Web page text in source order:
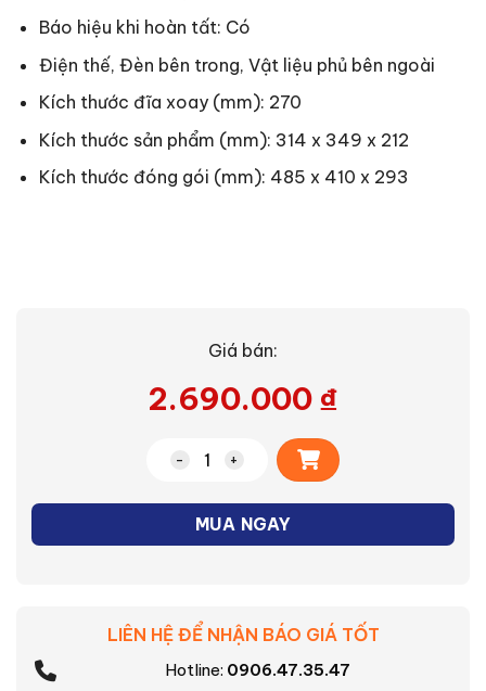
Báo hiệu khi hoàn tất: Có
Điện thế, Đèn bên trong, Vật liệu phủ bên ngoài
Kích thước đĩa xoay (mm): 270
Kích thước sản phẩm (mm): 314 x 349 x 212
Kích thước đóng gói (mm): 485 x 410 x 293
Giá bán:
2.690.000 ₫
Lò vi sóng ER-SS23(W1)VN số lượng
MUA NGAY
Alternative:
LIÊN HỆ ĐỂ NHẬN BÁO GIÁ TỐT
Hotline: 0906.47.35.47